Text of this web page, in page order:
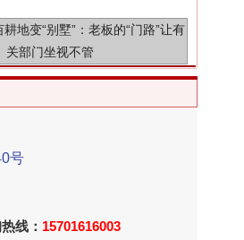
别拿“量子”当幌子
号
线： 15701616003